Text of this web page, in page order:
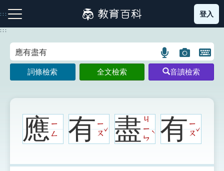
到
主
:::
注音索引圖示 筆畫索引圖示 部首索引表圖示
登入
:::
語
言
搜
示
圖
片
搜
示
開
鍵
圖
詞條檢索 全文檢索 音讀檢索
應ㄧ
ㄥ
有ㄧ
ㄡ
ˇ盡ㄐ
ㄧ
ㄣ
ˋ 有ㄧ
ㄡ
ˇ